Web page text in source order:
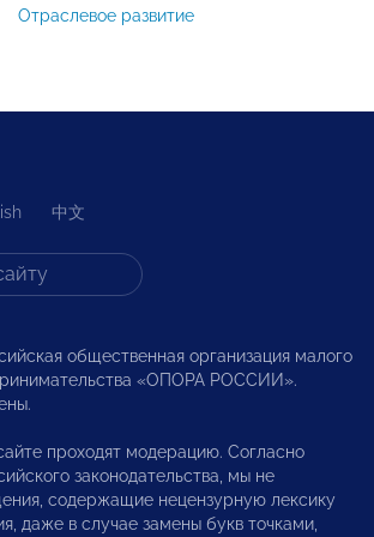
Отраслевое развитие
中文
общественная организация малого
«ОПОРА РОССИИ».
проходят модерацию. Согласно
законодательства, мы не
содержащие нецензурную лексику
даже в случае замены букв точками,